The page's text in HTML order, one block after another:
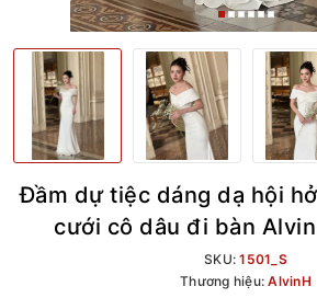
Đầm dự tiệc dáng dạ hội
cưới cô dâu đi bàn Alvin
SKU:1501_S
Thương hiệu:AlvinH